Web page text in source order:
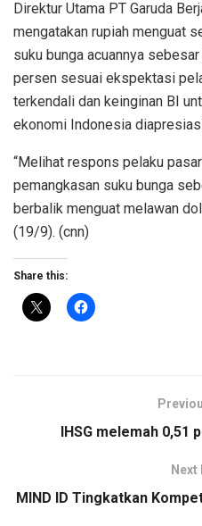
Direktur Utama PT Garuda
mengatakan rupiah menguat
suku bunga acuannya
persen sesuai ekspektasi
terkendali dan keinginan BI
ekonomi Indonesia
“Melihat respons pelaku
pemangkasan suku bunga
berbalik menguat melawan
(19/9). (cnn)
Share this:
IHSG melemah 0,51
Next
MIND ID Tingkatkan